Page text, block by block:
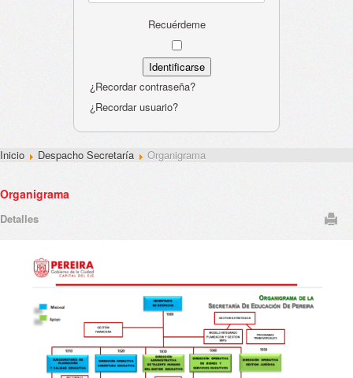
Recuérdeme
¿Recordar contraseña?
¿Recordar usuario?
Inicio Despacho Secretaría Organigrama
Organigrama
Detalles